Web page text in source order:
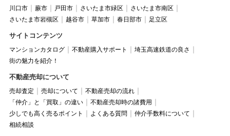
川口市 蕨市 戸田市 さいたま市緑区
さいたま市南区
さいたま市岩槻区
越谷市 草加市 春日部市 足立区
サイトコンテンツ
マンションカタログ 不動産購入サポート
埼玉高速鉄道の良さ
街の魅力を紹介！
不動産売却について
売却査定 売却について
不動産売却の流れ
「仲介」と「買取」の違い
不動産売却時の諸費用
少しでも高く売るポイント
よくある質問
仲介手数料について
相続相談